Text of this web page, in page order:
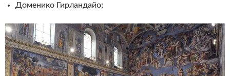
Доменико Гирландайо;